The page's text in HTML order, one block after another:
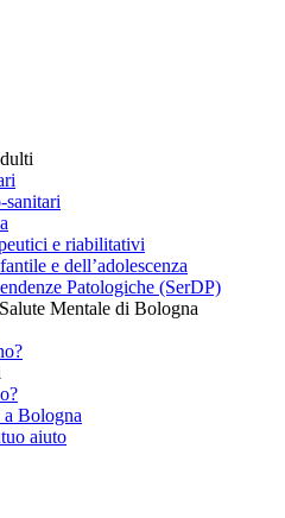
sanitari
e riabilitativi
e dell’adolescenza
Patologiche (SerDP)
Mentale di Bologna
a Bologna
aiuto